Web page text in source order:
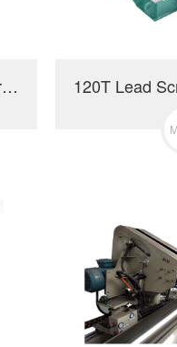
100T Fit Up Welding Rotator with Manual Orbital Movement